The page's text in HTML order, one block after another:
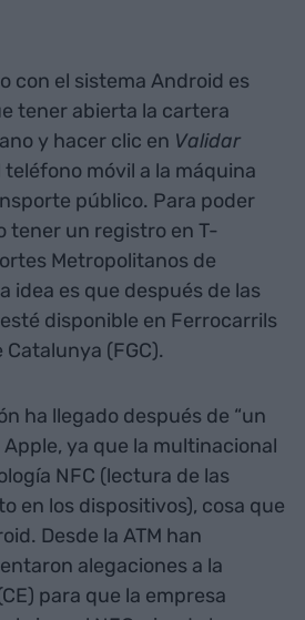
con el sistema Android es
tener abierta la cartera
y hacer clic en Validar
móvil a la máquina
público. Para poder
tener un registro en T-
Metropolitanos de
idea es que después de las
disponible en Ferrocarrils
(FGC).
ha llegado después de “un
ya que la multinacional
NFC (lectura de las
en los dispositivos), cosa que
Desde la ATM han
alegaciones a la
para que la empresa